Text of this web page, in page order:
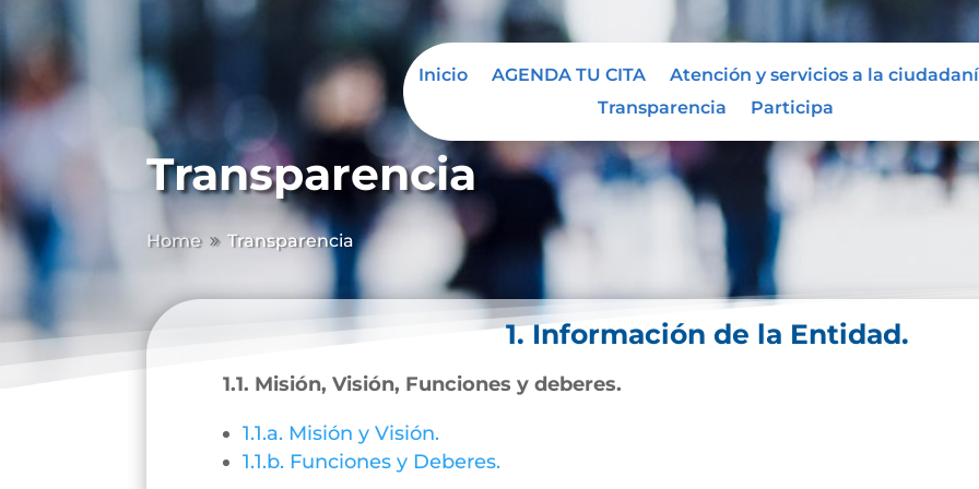
Inicio AGENDA TU CITA
Atención y servicios a la
Transparencia
Participa
Transparencia
Home 9 Transparencia
1. Información de la Entidad.
1.1. Misión, Visión, Funciones y deberes.
1.1.a. Misión y Visión.
1.1.b. Funciones y Deberes.